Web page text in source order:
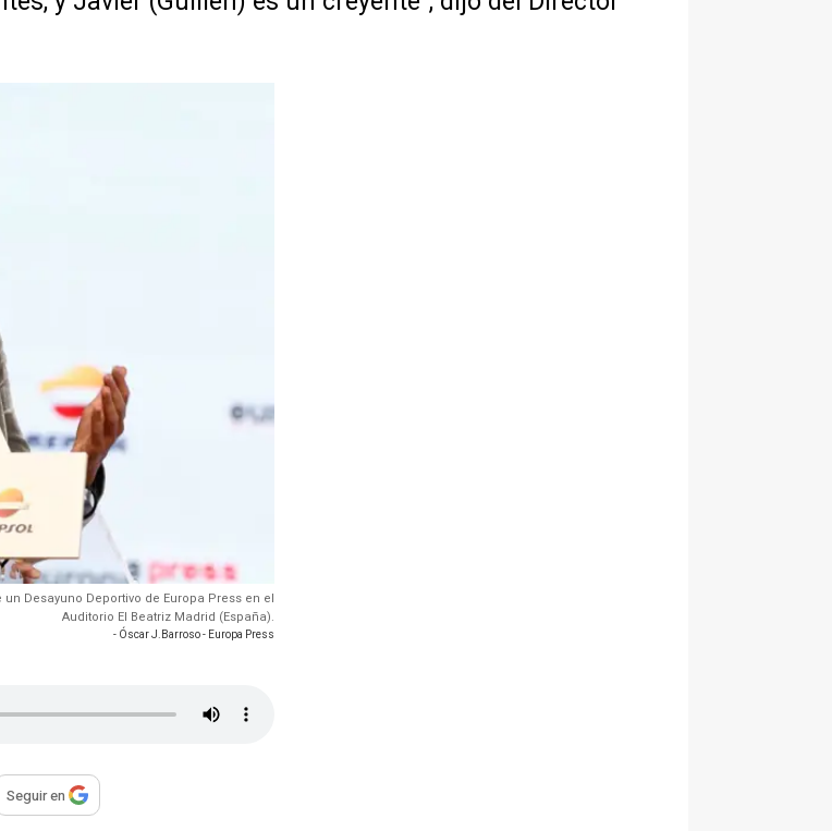
Desayuno Deportivo de Europa Press en el
Auditorio El Beatriz Madrid (España).
- Óscar J.Barroso - Europa Press
compartir
Seguir en